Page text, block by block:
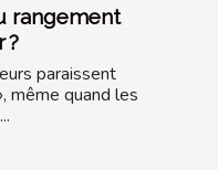
rangement
?
paraissent
même quand les